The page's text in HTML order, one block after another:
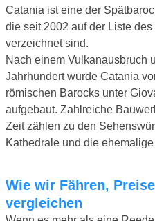
Catania ist eine der
die seit 2002 auf der Liste
verzeichnet sind.
Nach einem Vulkanausbruch
Jahrhundert wurde Catania
römischen Barocks unter
aufgebaut. Zahlreiche
Zeit zählen zu den
Kathedrale und die
Wie wir Fähren, Preise und Abfahrtszeiten
vergleichen